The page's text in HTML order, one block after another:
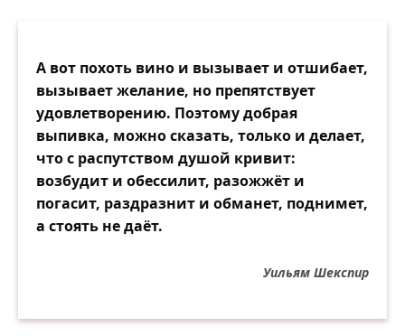
А вот похоть вино и вызывает и отшибает,
вызывает желание, но препятствует
удовлетворению. Поэтому добрая
выпивка, можно сказать, только и делает,
что с распутством душой кривит:
возбудит и обессилит, разожжёт и
погасит, раздразнит и обманет, поднимет,
а стоять не даёт.
Уильям Шекспир